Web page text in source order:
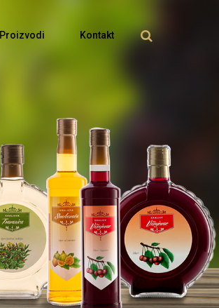
Proizvodi Kontakt